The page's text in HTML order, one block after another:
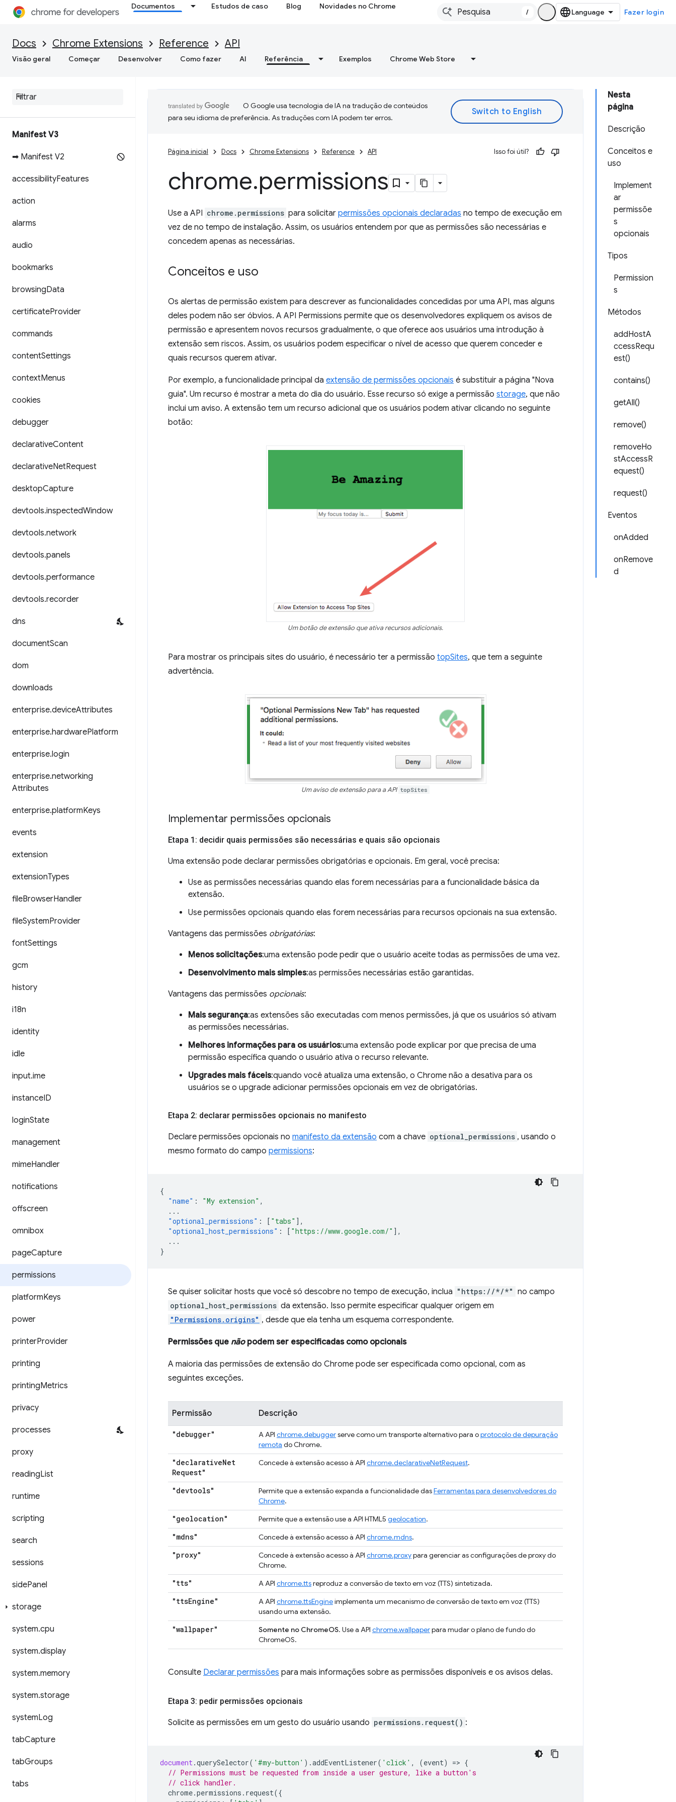
Documentos Estudos de caso Blog Novidades no Chrome
/ Fazer login
Docs Chrome Extensions Reference API
Visão geral Começar Desenvolver Como fazer AI Referência Exemplos Chrome Web Store
Manifest V3
➡ Manifest V2
accessibilityFeatures
action
alarms
audio
bookmarks
browsingData
certificateProvider
commands
contentSettings
contextMenus
cookies
debugger
declarativeContent
declarativeNetRequest
desktopCapture
devtools.inspectedWindow
devtools.network
devtools.panels
devtools.performance
devtools.recorder
dns
documentScan
dom
downloads
enterprise.deviceAttributes
enterprise.hardwarePlatform
enterprise.login
enterprise.networking
Attributes
enterprise.platformKeys
events
extension
extensionTypes
fileBrowserHandler
fileSystemProvider
fontSettings
gcm
history
i18n
identity
idle
input.ime
instanceID
loginState
management
mimeHandler
notifications
offscreen
omnibox
pageCapture
permissions
platformKeys
power
printerProvider
printing
printingMetrics
privacy
processes
proxy
readingList
runtime
scripting
search
sessions
sidePanel
storage
system.cpu
system.display
system.memory
system.storage
systemLog
tabCapture
tabGroups
tabs
Nesta
página
Descrição
Conceitos e
uso
Implement
ar
permissõe
s
opcionais
Tipos
Permission
s
Métodos
addHostA
ccessRequ
est()
contains()
getAll()
remove()
removeHo
stAccessR
equest()
request()
Eventos
onAdded
onRemove
d
O Google usa tecnologia de IA na tradução de conteúdos
para seu idioma de preferência. As traduções com IA podem ter erros.
Página inicial Docs Chrome Extensions Reference API Isso foi útil?
chrome.permissions
Use a API chrome.permissions para solicitar permissões opcionais declaradas no tempo de execução em
vez de no tempo de instalação. Assim, os usuários entendem por que as permissões são necessárias e
concedem apenas as necessárias.
Conceitos e uso
Os alertas de permissão existem para descrever as funcionalidades concedidas por uma API, mas alguns
deles podem não ser óbvios. A API Permissions permite que os desenvolvedores expliquem os avisos de
permissão e apresentem novos recursos gradualmente, o que oferece aos usuários uma introdução à
extensão sem riscos. Assim, os usuários podem especificar o nível de acesso que querem conceder e
quais recursos querem ativar.
Por exemplo, a funcionalidade principal da extensão de permissões opcionais é substituir a página "Nova
guia". Um recurso é mostrar a meta do dia do usuário. Esse recurso só exige a permissão storage, que não
inclui um aviso. A extensão tem um recurso adicional que os usuários podem ativar clicando no seguinte
botão:
Um botão de extensão que ativa recursos adicionais.
Para mostrar os principais sites do usuário, é necessário ter a permissão topSites, que tem a seguinte
advertência.
Um aviso de extensão para a API topSites
Implementar permissões opcionais
Etapa 1: decidir quais permissões são necessárias e quais são opcionais
Uma extensão pode declarar permissões obrigatórias e opcionais. Em geral, você precisa:
Use as permissões necessárias quando elas forem necessárias para a funcionalidade básica da
extensão.
Use permissões opcionais quando elas forem necessárias para recursos opcionais na sua extensão.
Vantagens das permissões obrigatórias:
Menos solicitações:uma extensão pode pedir que o usuário aceite todas as permissões de uma vez.
Desenvolvimento mais simples:as permissões necessárias estão garantidas.
Vantagens das permissões opcionais:
Mais segurança:as extensões são executadas com menos permissões, já que os usuários só ativam
as permissões necessárias.
Melhores informações para os usuários:uma extensão pode explicar por que precisa de uma
permissão específica quando o usuário ativa o recurso relevante.
Upgrades mais fáceis:quando você atualiza uma extensão, o Chrome não a desativa para os
usuários se o upgrade adicionar permissões opcionais em vez de obrigatórias.
Etapa 2: declarar permissões opcionais no manifesto
Declare permissões opcionais no manifesto da extensão com a chave optional_permissions , usando o
mesmo formato do campo permissions:
{
"name" : "My extension" ,
...
"optional_permissions" : [ "tabs" ],
"optional_host_permissions" : [ "https://www.google.com/" ],
...
}
Se quiser solicitar hosts que você só descobre no tempo de execução, inclua "https://*/*" no campo
optional_host_permissions da extensão. Isso permite especificar qualquer origem em
"Permissions.origins" , desde que ela tenha um esquema correspondente.
Permissões que nãopodem ser especificadas como opcionais
A maioria das permissões de extensão do Chrome pode ser especificada como opcional, com as
seguintes exceções.
Permissão Descrição
"debugger" A API chrome.debuggerserve como um transporte alternativo para oprotocolo de depuração
remota do Chrome.
"declarativeNet
Request"
Concede à extensão acesso à API chrome.declarativeNetRequest.
"devtools" Permite que a extensão expanda a funcionalidade dasFerramentas para desenvolvedores do
Chrome.
"geolocation" Permite que a extensão use a API HTML5 geolocation.
"mdns" Concede à extensão acesso à API chrome.mdns.
"proxy" Concede à extensão acesso à API chrome.proxypara gerenciar as configurações de proxy do
Chrome.
"tts" A API chrome.ttsreproduz a conversão de texto em voz (TTS) sintetizada.
"ttsEngine" A API chrome.ttsEngineimplementa um mecanismo de conversão de texto em voz (TTS)
usando uma extensão.
"wallpaper" Somente no ChromeOS. Use a API chrome.wallpaperpara mudar o plano de fundo do
ChromeOS.
Consulte Declarar permissões para mais informações sobre as permissões disponíveis e os avisos delas.
Etapa 3: pedir permissões opcionais
Solicite as permissões em um gesto do usuário usando permissions.request() :
document.querySelector( '#my-button' ).addEventListener( 'click' , (event) => {
// Permissions must be requested from inside a user gesture, like a button's
// click handler.
chrome.permissions . request({